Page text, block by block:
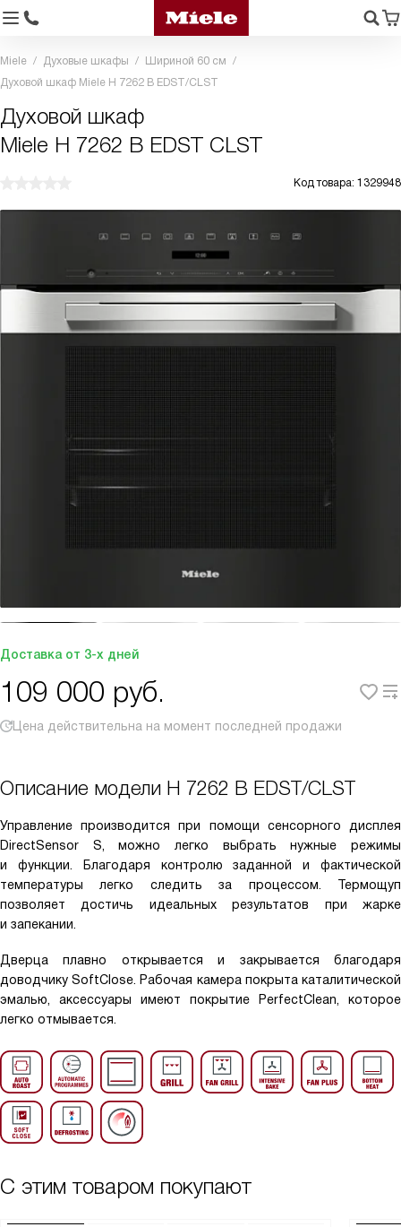
Miele Духовые шкафы
Шириной 60 см
Духовой шкаф Miele H 7262 B EDST/CLST
Духовой шкаф
Miele H 7262 B EDST CLST
Код товара: 1329948
Доставка от 3-х дней
109 000 руб.
Цена действительна на момент последней продажи
Описание модели H 7262 B EDST/CLST
Управление производится при помощи сенсорного дисплея
DirectSensor S, можно легко выбрать нужные режимы
и функции. Благодаря контролю заданной и фактической
температуры легко следить за процессом. Термощуп
позволяет достичь идеальных результатов при жарке
и запекании.
Дверца плавно открывается и закрывается благодаря
доводчику SoftClose. Рабочая камера покрыта каталитической
эмалью, аксессуары имеют покрытие PerfectClean, которое
легко отмывается.
С этим товаром покупают